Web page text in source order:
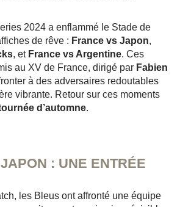
2024 a enflammé le Stade de
de rêve : France vs Japon,
, et France vs Argentine. Ces
au XV de France, dirigé par Fabien
à des adversaires redoutables
vibrante. Retour sur ces moments
d’automne.
: UNE ENTRÉE
les Bleus ont affronté une équipe